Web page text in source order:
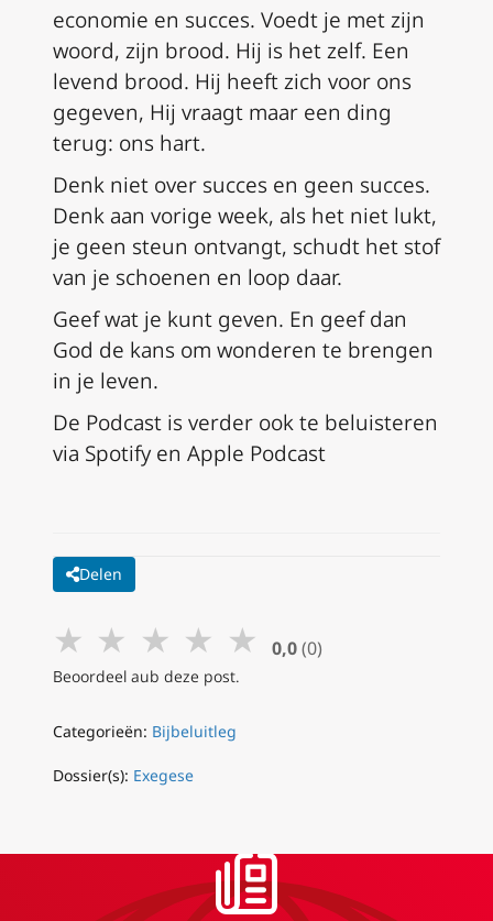
economie en succes. Voedt je met zijn
woord, zijn brood. Hij is het zelf. Een
levend brood. Hij heeft zich voor ons
gegeven, Hij vraagt maar een ding
terug: ons hart.
Denk niet over succes en geen succes.
Denk aan vorige week, als het niet lukt,
je geen steun ontvangt, schudt het stof
van je schoenen en loop daar.
Geef wat je kunt geven. En geef dan
God de kans om wonderen te brengen
in je leven.
De Podcast is verder ook te beluisteren
via Spotify en Apple Podcast
Delen
★ ★ ★ ★ ★ 0,0 (0)
Beoordeel aub deze post.
Categorieën: Bijbeluitleg
Dossier(s): Exegese